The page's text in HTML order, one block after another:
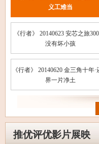
义工难当
《行者》 20140623 安芯之旅
没有坏小孩
《行者》 20140620 金三角十年·
界一片净土
推优评优影片展映